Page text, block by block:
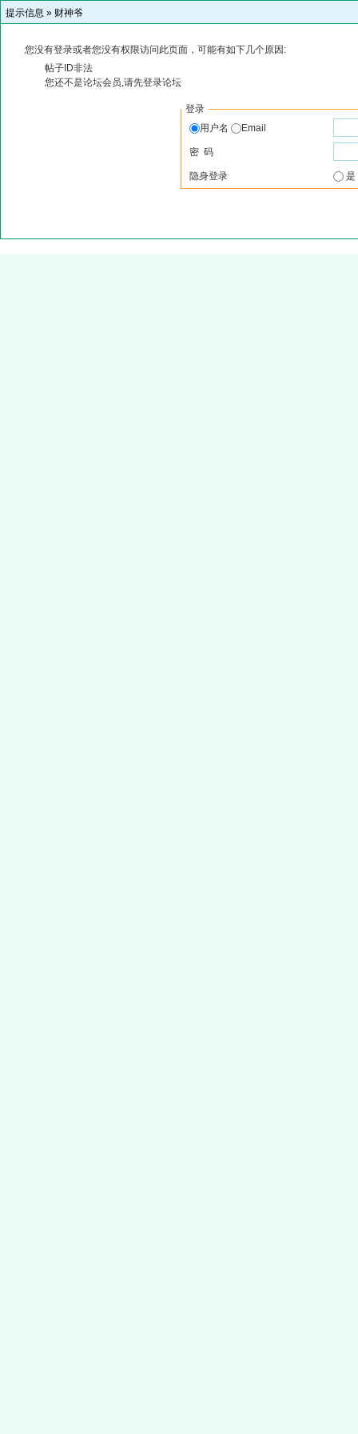
提示信息 » 财神爷
您没有登录或者您没有权限访问此页面，可能有如下几个原因:
帖子ID非法
您还不是论坛会员,请先登录论坛
登录
用户名
Email
密 码
隐身登录